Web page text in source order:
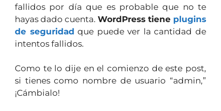
fallidos por día que es probable que no te
hayas dado cuenta. WordPress tiene plugins
de seguridad que puede ver la cantidad de
intentos fallidos.
Como te lo dije en el comienzo de este post,
si tienes como nombre de usuario “admin,”
¡Cámbialo!